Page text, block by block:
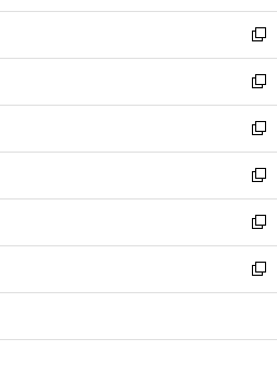
ウ
で
開
く
ン
ド
ウ
で
開
く
ウ
ィ
ン
ド
ウ
で
開
く
し
い
ウ
ィ
ン
ド
ウ
で
開
く
新
し
い
ウ
ィ
ン
ド
ウ
で
開
く
新
し
い
ウ
ィ
ン
ド
ウ
で
開
新
し
い
ウ
ィ
ン
ド
ウ
開
新
し
い
ウ
ィ
ン
ウ
新
し
い
ウ
ン
新
し
ウ